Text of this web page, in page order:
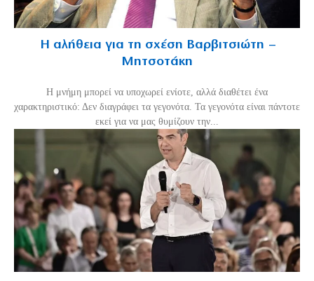
Η αλήθεια για τη σχέση Βαρβιτσιώτη –
Μητσοτάκη
H μνήμη μπορεί να υποχωρεί ενίοτε, αλλά διαθέτει ένα
χαρακτηριστικό: Δεν διαγράφει τα γεγονότα. Τα γεγονότα είναι πάντοτε
εκεί για να μας θυμίζουν την...